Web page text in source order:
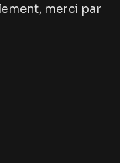
merci par